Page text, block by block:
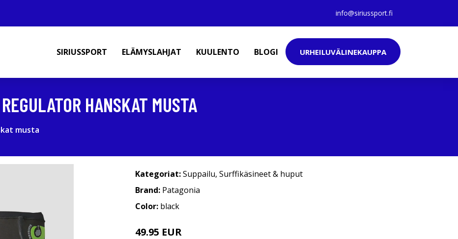
info@siriussport.fi
SIRIUSSPORT ELÄMYSLAHJAT KUULENTO BLOGI URHEILUVÄLINEKAUPPA
HANSKAT MUSTA
musta
Kategoriat:Suppailu, Surffikäsineet & huput
Brand: Patagonia
Color: black
49.95 EUR